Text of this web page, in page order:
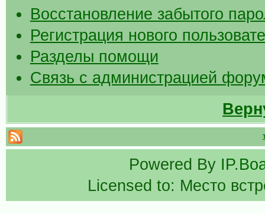
Восстановление забытого
Регистрация нового
Разделы помощи
Связь с администрацией
Powered By
Licensed to: Место